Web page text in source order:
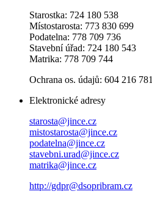
Starostka: 724 180 538
Místostarosta: 773 830 699
Podatelna: 778 709 736
Stavební úřad: 724 180 543
Matrika: 778 709 744
Ochrana os. údajů: 604 216 781
Elektronické adresy
starosta@jince.cz
mistostarosta@jince.cz
podatelna@jince.cz
stavebni.urad@jince.cz
matrika@jince.cz
http://gdpr@dsopribram.cz